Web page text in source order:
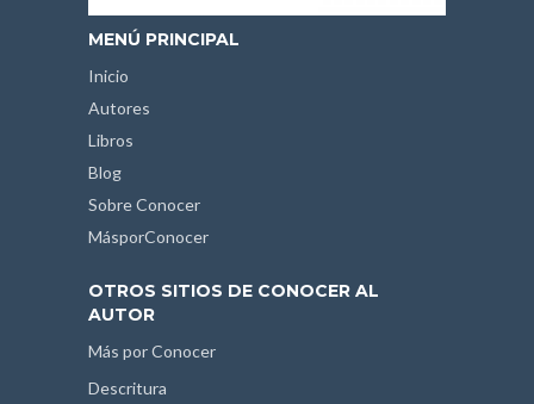
MENÚ PRINCIPAL
Inicio
Autores
Libros
Blog
Sobre Conocer
MásporConocer
OTROS SITIOS DE CONOCER AL
AUTOR
Más por Conocer
Descritura